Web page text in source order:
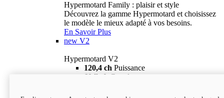
Hypermotard Family : plaisir et style
Découvrez la gamme Hypermotard et choisissez
le modèle le mieux adapté à vos besoins.
En Savoir Plus
new V2
Hypermotard V2
120,4 ch Puissance
69 lb-ft
Couple
18 895 $